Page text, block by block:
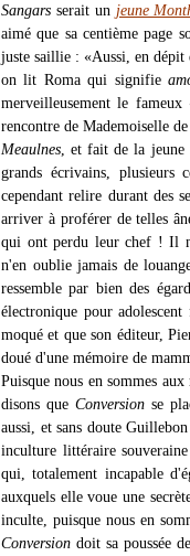
Sangars serait un jeune
aimé que sa centième page
juste saillie : «Aussi, en
on lit Roma qui signifie
merveilleusement le
rencontre de Mademoiselle
Meaulnes , et fait de la
grands écrivains,
cependant relire durant des
arriver à proférer de telles
qui ont perdu leur chef ! Il
n'en oublie jamais de
ressemble par bien des
électronique pour
moqué et que son éditeur,
doué d'une mémoire de
Puisque nous en sommes
disons queConversion se
aussi, et sans doute
inculture littéraire
qui, totalement incapable
auxquels elle voue une
inculte, puisque nous en
Conversion doit sa poussée